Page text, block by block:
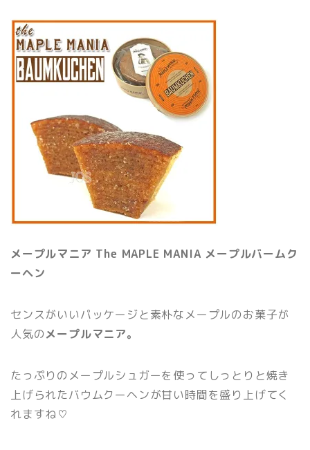
メープルマニア The MAPLE MANIA メープルバームク
ーヘン
センスがいいパッケージと素朴なメープルのお菓子が
人気のメープルマニア。
たっぷりのメープルシュガーを使ってしっとりと焼き
上げられたバウムクーヘンが甘い時間を盛り上げてく
れますね♡